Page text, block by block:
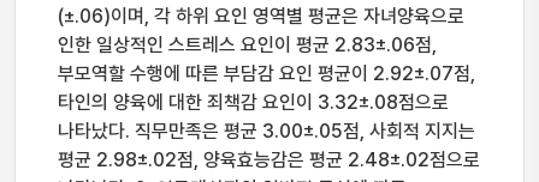
(±.06)이며, 각 하위 요인 영역별 평균은 자녀양육으로
인한 일상적인 스트레스 요인이 평균 2.83±.06점,
부모역할 수행에 따른 부담감 요인 평균이 2.92±.07점,
타인의 양육에 대한 죄책감 요인이 3.32±.08점으로
나타났다. 직무만족은 평균 3.00±.05점, 사회적 지지는
평균 2.98±.02점, 양육효능감은 평균 2.48±.02점으로